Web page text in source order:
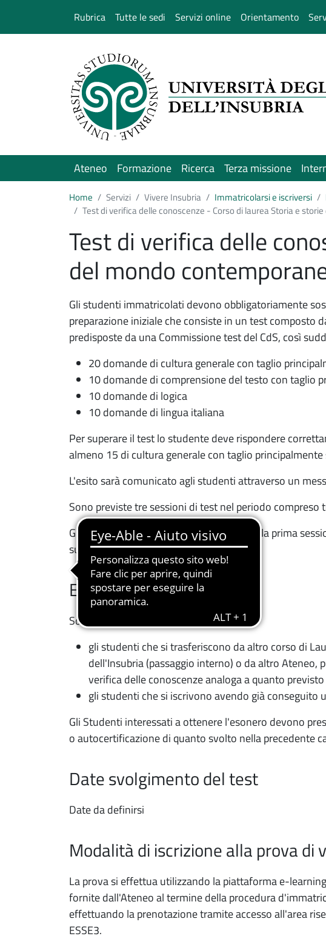
Rubrica Tutte le sedi Servizi online Orientamento
Ateneo Formazione Ricerca Terza missione
Home Servizi Vivere Insubria Immatricolarsi e iscriversi
Test di verifica delle conoscenze - Corso di laurea Storia e
Test di verifica delle
del mondo
Gli studenti immatricolati devono obbligatoriamente
preparazione iniziale che consiste in un test composto
predisposte da una Commissione test del CdS, così
20 domande di cultura generale con taglio
10 domande di comprensione del testo con taglio
10 domande di logica
10 domande di lingua italiana
Per superare il test lo studente deve rispondere
almeno 15 di cultura generale con taglio
L'esito sarà comunicato agli studenti attraverso un
Sono previste tre sessioni di test nel periodo compreso
Gli studenti che non superano la prova nella prima
successive.
Esoneri
Sono esonerati dal test:
gli studenti che si trasferiscono da altro corso di
dell'Insubria (passaggio interno) o da altro Ateneo,
verifica delle conoscenze analoga a quanto
gli studenti che si iscrivono avendo già conseguito
Gli Studenti interessati a ottenere l'esonero devono
o autocertificazione di quanto svolto nella precedente
Date svolgimento del test
Date da definirsi
Modalità di iscrizione alla prova di
La prova si effettua utilizzando la piattaforma e-
fornite dall'Ateneo al termine della procedura
effettuando la prenotazione tramite accesso all'area
ESSE3.